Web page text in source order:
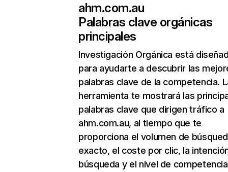
ahm.com.au
Palabras clave orgánicas
principales
Investigación Orgánica está
para ayudarte a descubrir las
palabras clave de la competencia.
herramienta te mostrará las
palabras clave que dirigen tráfico a
ahm.com.au, al tiempo que te
proporciona el volumen de
exacto, el coste por clic, la
búsqueda y el nivel de